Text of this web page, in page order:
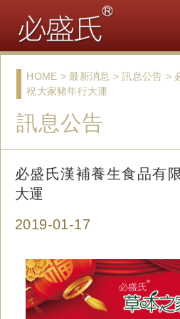
訊息公告
HOME > 最新消息 > 訊息公告 >
祝大家豬年行大運
必盛氏漢補養生食品有
大運
2019-01-17